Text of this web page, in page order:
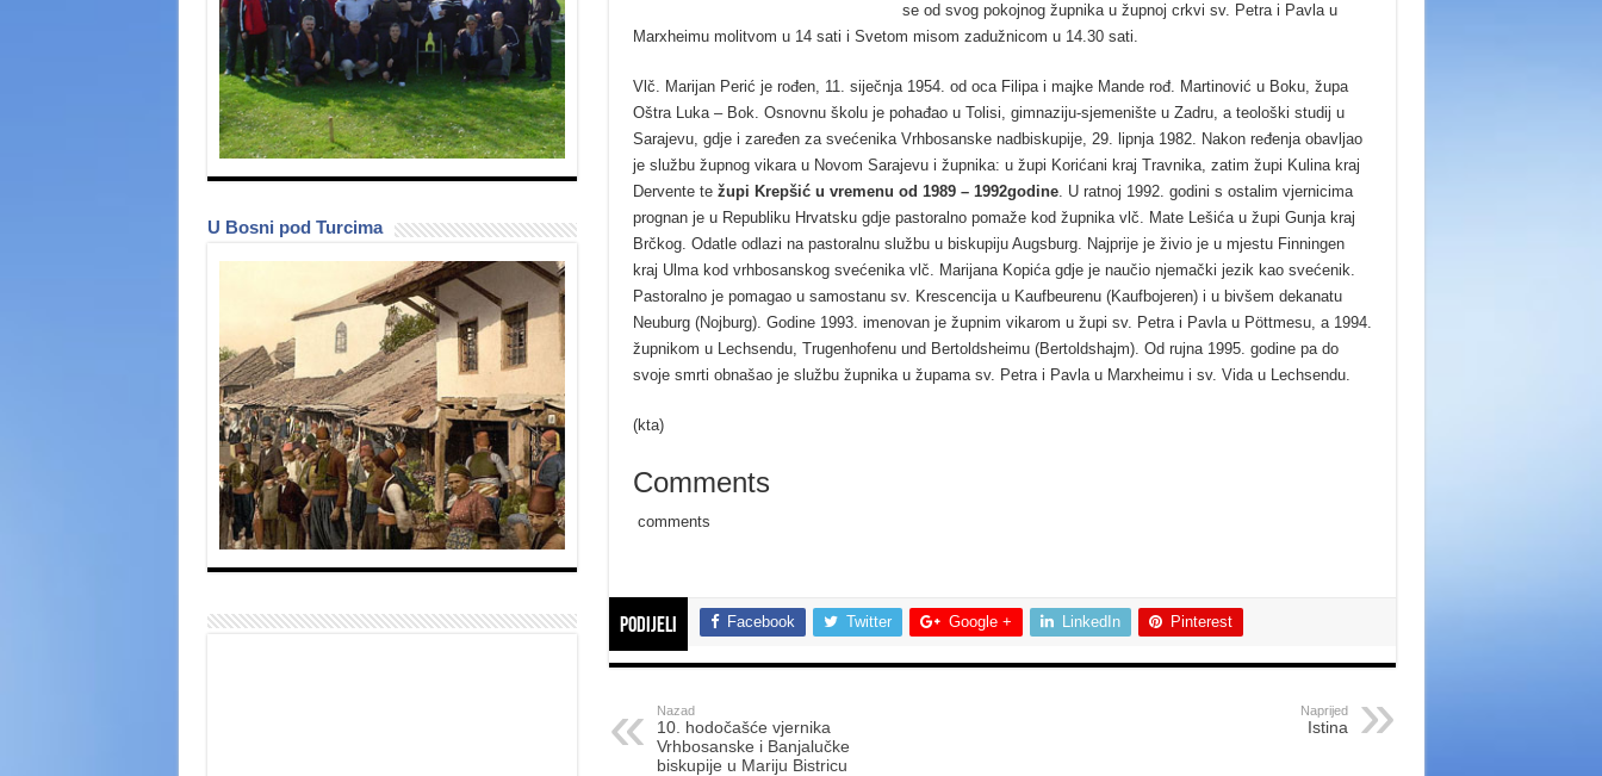
se od svog pokojnog župnika u župnoj crkvi sv. Petra i Pavla u
Marxheimu molitvom u 14 sati i Svetom misom zadužnicom u 14.30 sati.
Vlč. Marijan Perić je rođen, 11. siječnja 1954. od oca Filipa i majke Mande rođ. Martinović u Boku, župa
Oštra Luka – Bok. Osnovnu školu je pohađao u Tolisi, gimnaziju-sjemenište u Zadru, a teološki studij u
Sarajevu, gdje i zaređen za svećenika Vrhbosanske nadbiskupije, 29. lipnja 1982. Nakon ređenja obavljao
je službu župnog vikara u Novom Sarajevu i župnika: u župi Korićani kraj Travnika, zatim župi Kulina kraj
Dervente težupi Krepšić u vremenu od 1989 – 1992godine. U ratnoj 1992. godini s ostalim vjernicima
prognan je u Republiku Hrvatsku gdje pastoralno pomaže kod župnika vlč. Mate Lešića u župi Gunja kraj
Brčkog. Odatle odlazi na pastoralnu službu u biskupiju Augsburg. Najprije je živio je u mjestu Finningen
kraj Ulma kod vrhbosanskog svećenika vlč. Marijana Kopića gdje je naučio njemački jezik kao svećenik.
Pastoralno je pomagao u samostanu sv. Krescencija u Kaufbeurenu (Kaufbojeren) i u bivšem dekanatu
Neuburg (Nojburg). Godine 1993. imenovan je župnim vikarom u župi sv. Petra i Pavla u Pöttmesu, a 1994.
župnikom u Lechsendu, Trugenhofenu und Bertoldsheimu (Bertoldshajm). Od rujna 1995. godine pa do
svoje smrti obnašao je službu župnika u župama sv. Petra i Pavla u Marxheimu i sv. Vida u Lechsendu.
(kta)
Comments
comments
Podijeli Facebook Twitter Google + LinkedIn Pinterest
Nazad
10. hodočašće vjernika
Vrhbosanske i Banjalučke
biskupije u Mariju Bistricu
Naprijed
Istina
U Bosni pod Turcima